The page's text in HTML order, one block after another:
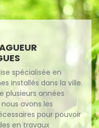
spécialisée en
installés dans la ville
plusieurs années
avons les
pour pouvoir
en travaux